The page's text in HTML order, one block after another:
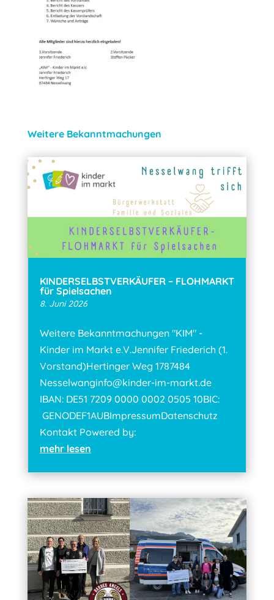
Weitere Bekanntmachungen
KINDERSELBSTVERKÄUFER – FLOHMARKT
für Spielsachen
8. Juni 2026
Weitere Bekanntmachungen "KIM" -
Kinder im Markt e.V.Jennifer Friederich (1.
Vorstand)Hertinger Weg 1787484
Nesselwanginfo@kinder-im-markt.de
IBAN: DE51 7209 0000 0002 0505 10BIC:
GENODEF1AUBImpressumDatenschutz
Kontakt Powered by:
mehr lesen